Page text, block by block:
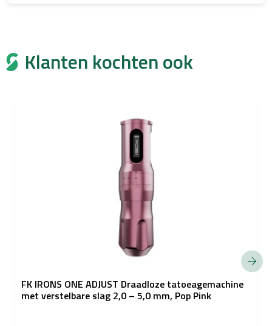
Klanten kochten ook
FK IRONS ONE ADJUST Draadloze tatoeagemachine
met verstelbare slag 2,0 – 5,0 mm, Pop Pink